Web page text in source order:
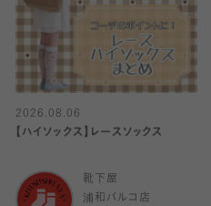
2026.08.06
【ハイソックス】レースソックス
靴下屋
浦和パルコ店